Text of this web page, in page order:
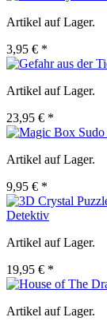
Artikel auf Lager.
3,95 € *
Artikel auf Lager.
23,95 € *
Artikel auf Lager.
9,95 € *
Detektiv
Artikel auf Lager.
19,95 € *
Artikel auf Lager.